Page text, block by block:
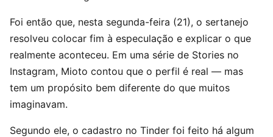
Foi então que, nesta segunda-feira (21), o sertanejo
resolveu colocar fim à especulação e explicar o que
realmente aconteceu. Em uma série de Stories no
Instagram, Mioto contou que o perfil é real — mas
tem um propósito bem diferente do que muitos
imaginavam.
Segundo ele, o cadastro no Tinder foi feito há algum